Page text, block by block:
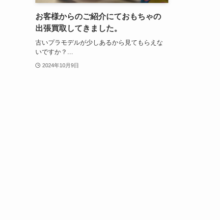
お客様からのご紹介にておもちゃの
出張買取してきました。
古いプラモデルが少しあるから見てもらえな
いですか？...
2024年10月9日